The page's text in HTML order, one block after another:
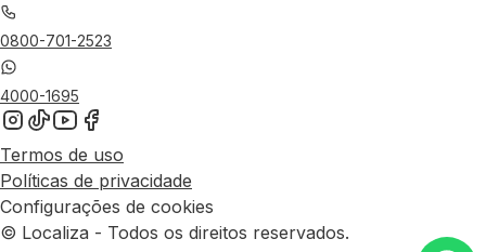
0800-701-2523
4000-1695
Termos de uso
Políticas de privacidade
Configurações de cookies
© Localiza - Todos os direitos reservados.